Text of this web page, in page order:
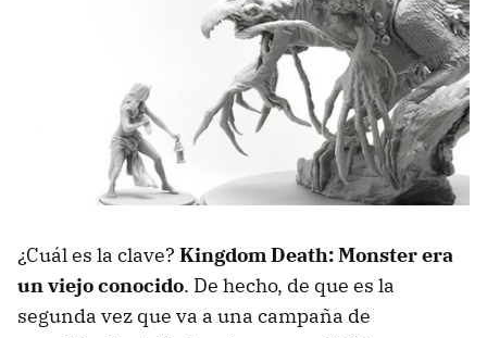
¿Cuál es la clave? Kingdom Death: Monster era
un viejo conocido. De hecho, de que es la
segunda vez que va a una campaña de